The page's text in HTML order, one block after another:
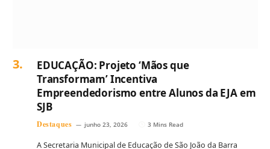
EDUCAÇÃO: Projeto ‘Mãos que
Transformam’ Incentiva
Empreendedorismo entre Alunos da EJA em
SJB
Destaques junho 23, 2026 3 Mins Read
A Secretaria Municipal de Educação de São João da Barra